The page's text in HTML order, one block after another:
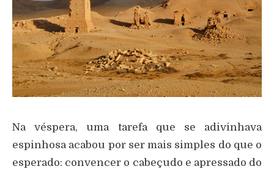
Na véspera, uma tarefa que se adivinhava
espinhosa acabou por ser mais simples do que o
esperado: convencer o cabeçudo e apressado do